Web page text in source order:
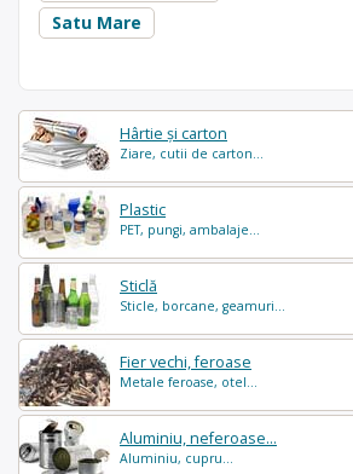
Hârtie și carton
Ziare, cutii de carton...
Plastic
PET, pungi, ambalaje...
Sticlă
Sticle, borcane, geamuri...
Fier vechi, feroase
Metale feroase, otel...
Aluminiu, neferoase...
Aluminiu, cupru...
Satu Mare